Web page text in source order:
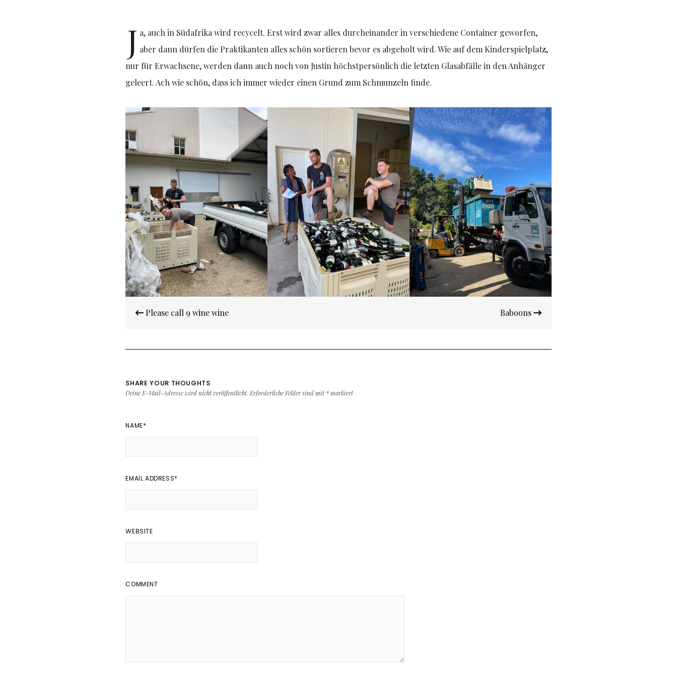
J a, auch in Südafrika wird recycelt. Erst wird zwar alles durcheinander in verschiedene Container geworfen,
aber dann dürfen die Praktikanten alles schön sortieren bevor es abgeholt wird. Wie auf dem Kinderspielplatz,
nur für Erwachsene, werden dann auch noch von Justin höchstpersönlich die letzten Glasabfälle in den Anhänger
geleert. Ach wie schön, dass ich immer wieder einen Grund zum Schmunzeln finde.
Please call 9 wine wine Baboons
SHARE YOUR THOUGHTS
Deine E-Mail-Adresse wird nicht veröffentlicht. Erforderliche Felder sind mit *markiert
NAME*
EMAIL ADDRESS*
WEBSITE
COMMENT